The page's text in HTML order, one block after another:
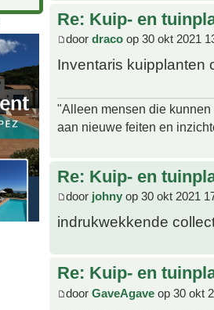
Re: Kuip- en
door draco op 30 okt 2021
Inventaris kuipplanten
"Alleen mensen die
aan nieuwe feiten en
Re: Kuip- en
door johny op 30 okt 2021
indrukwekkende
Re: Kuip- en
door GaveAgave op 30 okt